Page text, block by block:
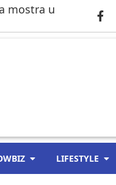
mostra u
LIFESTYLE